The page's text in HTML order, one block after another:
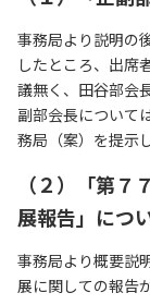
事務局より説明の
したところ、出席
議無く、田谷部会
副部会長について
務局（案）を提示
（２）「第
展報告」につ
事務局より概要説
展に関しての報告